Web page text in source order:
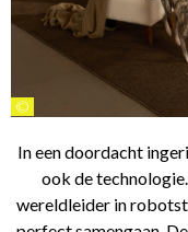
©
In een doordacht
ook de
wereldleider in